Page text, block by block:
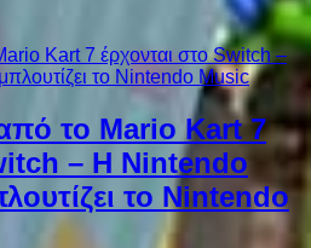
το Mario Kart 7
– Η Nintendo
το Nintendo